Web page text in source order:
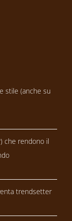
stile (anche su
che rendono il
trendsetter